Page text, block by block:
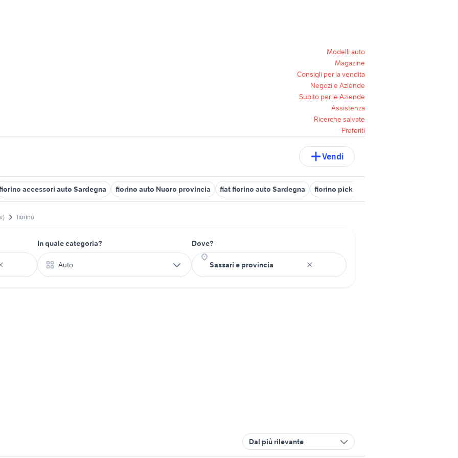
Modelli auto
Magazine
Consigli per la vendita
Negozi e Aziende
Subito per le Aziende
Assistenza
Ricerche salvate
Preferiti
Vendi
accessori auto Sardegna fiorino auto Nuoro provincia fiat fiorino auto Sardegna fiorino pick up
fiorino
In quale categoria?
Auto
Dove?
Dal più rilevante